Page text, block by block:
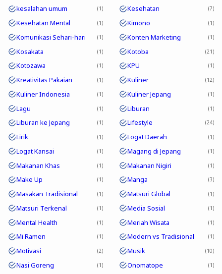
kesalahan umum 1 Kesehatan 7
Kesehatan Mental 1 Kimono 1
Komunikasi Sehari-hari 1 Konten Marketing 1
Kosakata 1 Kotoba 21
Kotozawa 1 KPU 1
Kreativitas Pakaian 1 Kuliner 12
Kuliner Indonesia 1 Kuliner Jepang 1
Lagu 1 Liburan 1
Liburan ke Jepang 1 Lifestyle 24
Lirik 1 Logat Daerah 1
Logat Kansai 1 Magang di Jepang 1
Makanan Khas 1 Makanan Nigiri 1
Make Up 1 Manga 3
Masakan Tradisional 1 Matsuri Global 1
Matsuri Terkenal 1 Media Sosial 1
Mental Health 1 Meriah Wisata 1
Mi Ramen 1 Modern vs Tradisional 1
Motivasi 2 Musik 10
Nasi Goreng 1 Onomatope 1